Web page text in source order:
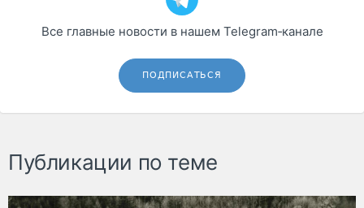
Все главные новости в нашем Telegram‑канале
ПОДПИСАТЬСЯ
Публикации по теме